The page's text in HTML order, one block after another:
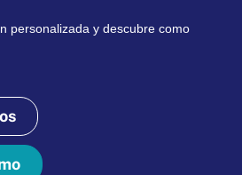
personalizada y descubre como